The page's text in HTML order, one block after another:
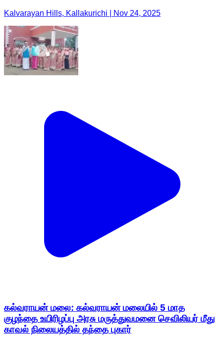
Kalvarayan Hills, Kallakurichi | Nov 24, 2025
கல்வராயன் மலை: கல்வராயன் மலையில் 5 மாத
குழந்தை உயிரிழப்பு அரசு மருத்துவமனை செவிலியர் மீது
காவல் நிலையத்தில் தந்தை புகார்